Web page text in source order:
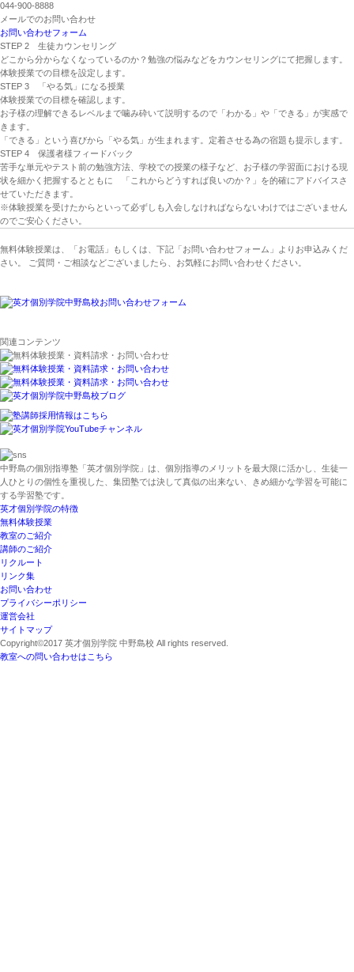
044-900-8888
メールでのお問い合わせ
お問い合わせフォーム
STEP 2 生徒カウンセリング
どこから分からなくなっているのか？勉強の悩みなどをカウンセリングにて把握します。
体験授業での目標を設定します。
STEP 3 「やる気」になる授業
体験授業での目標を確認します。
お子様の理解できるレベルまで噛み砕いて説明するので「わかる」や「できる」が実感で
きます。
「できる」という喜びから「やる気」が生まれます。定着させる為の宿題も提示します。
STEP 4 保護者様フィードバック
苦手な単元やテスト前の勉強方法、学校での授業の様子など、お子様の学習面における現
状を細かく把握するとともに 「これからどうすれば良いのか？」を的確にアドバイスさ
せていただきます。
※体験授業を受けたからといって必ずしも入会しなければならないわけではございません
のでご安心ください。
無料体験授業は、「お電話」もしくは、下記「お問い合わせフォーム」よりお申込みくだ
さい。 ご質問・ご相談などございましたら、お気軽にお問い合わせください。
関連コンテンツ
中野島の個別指導塾「英才個別学院」は、個別指導のメリットを最大限に活かし、生徒一
人ひとりの個性を重視した、集団塾では決して真似の出来ない、きめ細かな学習を可能に
する学習塾です。
英才個別学院の特徴
無料体験授業
教室のご紹介
講師のご紹介
リクルート
リンク集
お問い合わせ
プライバシーポリシー
運営会社
サイトマップ
Copyright©2017 英才個別学院 中野島校 All rights reserved.
教室への問い合わせはこちら